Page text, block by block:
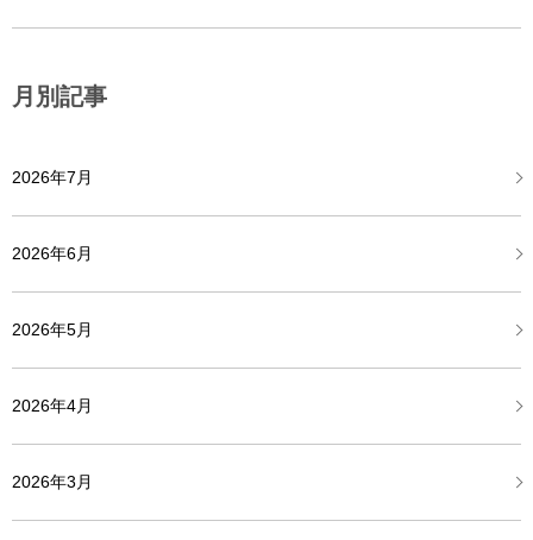
月別記事
2026年7月
2026年6月
2026年5月
2026年4月
2026年3月